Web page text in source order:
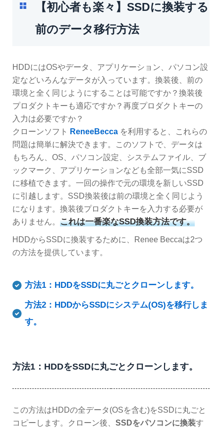
【初心者も楽々】SSDに換装する
前のデータ移行方法
HDDにはOSやデータ、アプリケーション、パソコン設
定などいろんなデータが入っています。換装後、前の
環境と全く同じようにすることは可能ですか？換装後
プロダクトキーも適応ですか？再度プロダクトキーの
入力は必要ですか？
クローンソフト
ReneeBecca を利用すると、これらの
問題は簡単に解決できます。このソフトで、データは
もちろん、OS、パソコン設定、システムファイル、ブ
ックマーク、アプリケーションなども全部一気にSSD
に移植できます。一回の操作で元の環境を新しいSSD
に引越します。SSD換装後は前の環境と全く同じよう
になります。換装後プロダクトキーを入力する必要が
ありません。 これは一番楽なSSD換装方法です。
HDDからSSDに換装するために、Renee Beccaは2つ
の方法を提供しています。
方法1：HDDをSSDに丸ごとクローンします。
方法2：HDDからSSDにシステム(OS)を移行しま
す。
方法1：HDDをSSDに丸ごとクローンします。
この方法はHDDの全データ(OSを含む)をSSDに丸ごと
コピーします。クローン後、 SSDをパソコンに換装す